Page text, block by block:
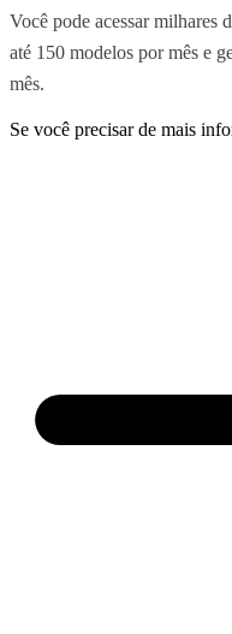
Você pode acessar milhares
até 150 modelos por mês e
mês.
Se você precisar de mais